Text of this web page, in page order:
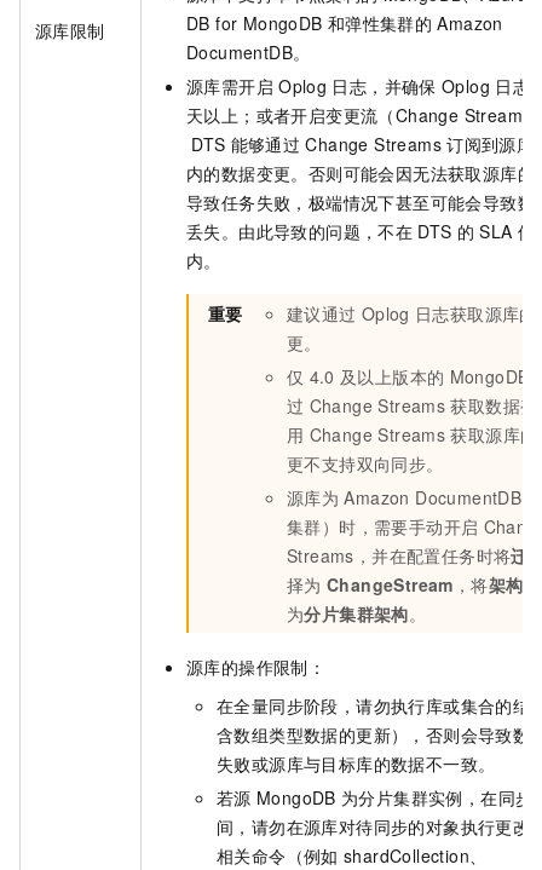
源库限制
DB for MongoDB 和弹性集群的 Amazon
DocumentDB。
源库需开启 Oplog 日志，并确保 Oplog 日志
天以上；或者开启变更流（Change Streams
DTS 能够通过 Change Streams 订阅到源库
内的数据变更。否则可能会因无法获取源库的
导致任务失败，极端情况下甚至可能会导致数
丢失。由此导致的问题，不在 DTS 的 SLA 保
内。
重要 建议通过 Oplog 日志获取源库
更。
仅 4.0 及以上版本的 MongoDB
过 Change Streams 获取数据
用 Change Streams 获取源库
更不支持双向同步。
源库为 Amazon DocumentDB
集群）时，需要手动开启
Streams，并在配置任务时将迁
择为 ChangeStream ，将架构
为分片集群架构。
源库的操作限制：
在全量同步阶段，请勿执行库或集合的结
含数组类型数据的更新），否则会导致数
失败或源库与目标库的数据不一致。
若源 MongoDB 为分片集群实例，在同步
间，请勿在源库对待同步的对象执行更改
相关命令（例如 shardCollection、